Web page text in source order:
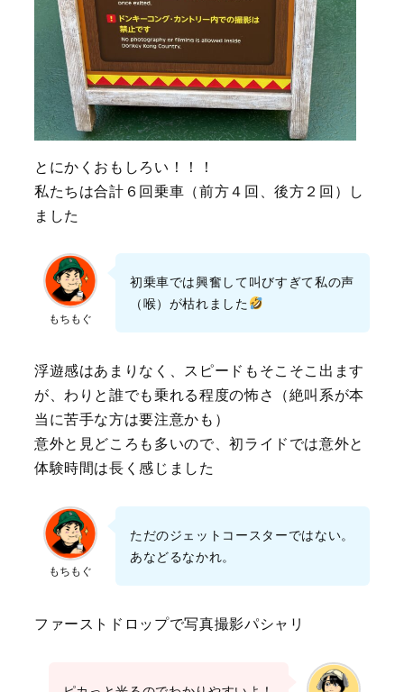
とにかくおもしろい！！！
私たちは合計６回乗車（前方４回、後方２回）し
ました
もちもぐ
初乗車では興奮して叫びすぎて私の声
（喉）が枯れました
浮遊感はあまりなく、スピードもそこそこ出ます
が、わりと誰でも乗れる程度の怖さ（絶叫系が本
当に苦手な方は要注意かも）
意外と見どころも多いので、初ライドでは意外と
体験時間は長く感じました
もちもぐ
ただのジェットコースターではない。
あなどるなかれ。
ファーストドロップで写真撮影パシャリ